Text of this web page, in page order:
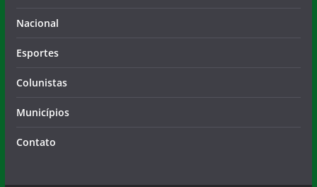
Nacional
Esportes
Colunistas
Municípios
Contato